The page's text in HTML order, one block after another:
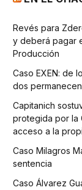
Revés para
y deberá pagar
Producción
Caso EXEN: de
dos
Capitanich
protegida por la
acceso a la
Caso Milagros
sentencia
Caso Álvarez